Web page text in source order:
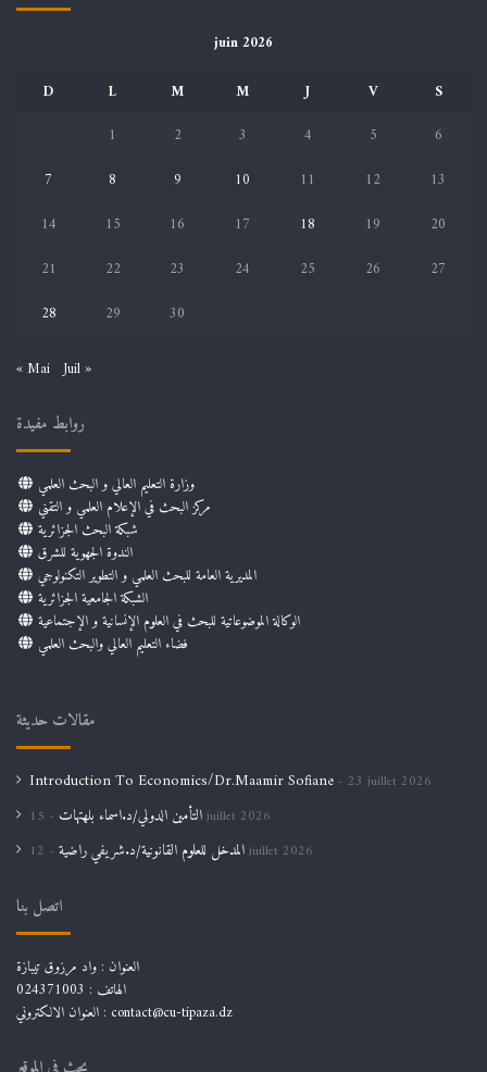
juin 2026
D
L M M J V
S
1
2 3 4 5
6
7
8 9 10 11 12
13
14
15 16 17 18 19
20
21
22 23 24 25 26
27
28
29 30
« Mai Juil »
روابط مفيدة
وزارة التعليم العالي و البحث العلمي
مركز البحث في الإعلام العلمي و التقني
شبكة البحث الجزائرية
الندوة الجهوية للشرق
المديرية العامة للبحث العلمي و التطوير التكنولوجي
الشبكة الجامعية الجزائرية
الوكالة الموضوعاتية للبحث في العلوم الإنسانية و الإجتماعية
فضاء التعليم العالي والبحث العلمي
مقالات حديثة
Introduction To Economics/Dr.Maamir Sofiane 23 juillet 2026
التأمين الدولي/د.اسماء بلهتهات15 juillet 2026
المدخل للعلوم القانونية/د.شريفي راضية12 juillet 2026
اتصل بنا
العنوان : واد مرزوق تيبازة
الهاتف : 024371003
العنوان الالكتروني : contact@cu-tipaza.dz